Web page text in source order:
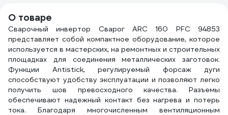
О товаре
Сварочный инвертор Сварог ARC 160 PFC 94853
представляет собой компактное оборудование, которое
используется в мастерских, на ремонтных и строительных
площадках для соединения металлических заготовок.
Функции Antistick, регулируемый форсаж дуги
способствуют удобству эксплуатации и позволяют легко
получить шов превосходного качества. Разъемы
обеспечивают надежный контакт без нагрева и потерь
тока. Благодаря многочисленным вентиляционным